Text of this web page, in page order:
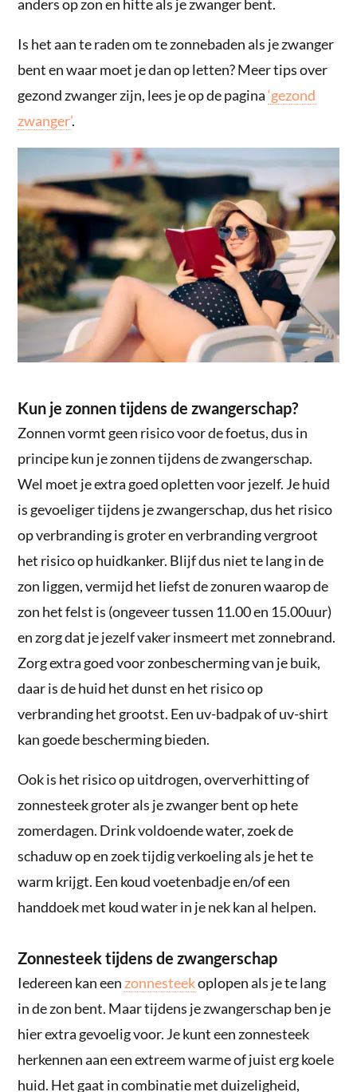
anders op zon en hitte als je zwanger bent.
Is het aan te raden om te zonnebaden als je zwanger
bent en waar moet je dan op letten? Meer tips over
gezond zwanger zijn, lees je op de pagina‘gezond
zwanger’.
Kun je zonnen tijdens de zwangerschap?
Zonnen vormt geen risico voor de foetus, dus in
principe kun je zonnen tijdens de zwangerschap.
Wel moet je extra goed opletten voor jezelf. Je huid
is gevoeliger tijdens je zwangerschap, dus het risico
op verbranding is groter en verbranding vergroot
het risico op huidkanker. Blijf dus niet te lang in de
zon liggen, vermijd het liefst de zonuren waarop de
zon het felst is (ongeveer tussen 11.00 en 15.00uur)
en zorg dat je jezelf vaker insmeert met zonnebrand.
Zorg extra goed voor zonbescherming van je buik,
daar is de huid het dunst en het risico op
verbranding het grootst. Een uv-badpak of uv-shirt
kan goede bescherming bieden.
Ook is het risico op uitdrogen, oververhitting of
zonnesteek groter als je zwanger bent op hete
zomerdagen. Drink voldoende water, zoek de
schaduw op en zoek tijdig verkoeling als je het te
warm krijgt. Een koud voetenbadje en/of een
handdoek met koud water in je nek kan al helpen.
Zonnesteek tijdens de zwangerschap
Iedereen kan een zonnesteekoplopen als je te lang
in de zon bent. Maar tijdens je zwangerschap ben je
hier extra gevoelig voor. Je kunt een zonnesteek
herkennen aan een extreem warme of juist erg koele
huid. Het gaat in combinatie met duizeligheid,